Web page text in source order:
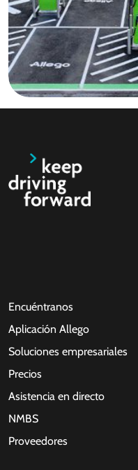
Encuéntranos
Aplicación Allego
Soluciones empresariales
Precios
Asistencia en directo
NMBS
Proveedores